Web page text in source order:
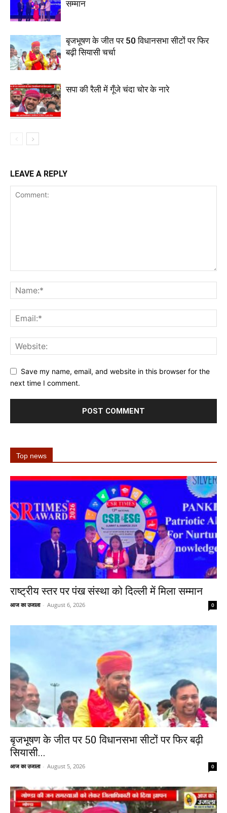
सम्मान
बृजभूषण के जीत पर 50 विधानसभा सीटों पर फिर
बढ़ी सियासी चर्चा
सपा की रैली में गूँजे चंदा चोर के नारे
LEAVE A REPLY
Save my name, email, and website in this browser for the
next time I comment.
Top news
राष्ट्रीय स्तर पर पंख संस्था को दिल्ली में मिला सम्मान
आज का उजाला - August 6, 2026 0
बृजभूषण के जीत पर 50 विधानसभा सीटों पर फिर बढ़ी
सियासी...
आज का उजाला - August 5, 2026 0